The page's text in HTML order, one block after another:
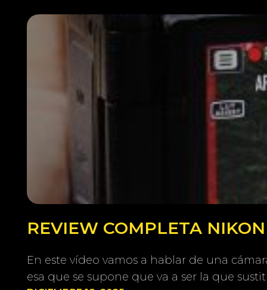
REVIEW COMPLETA
En este vídeo vamos a hablar de una
esa que se supone que va a ser la que